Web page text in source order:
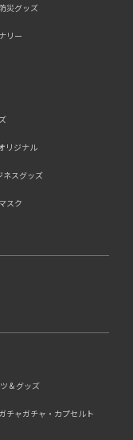
災グッズ
リー
リジナル
ネスグッズ
スク
& グッズ
チャガチャ・カプセルト